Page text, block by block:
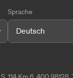
Sprache
Deutsch